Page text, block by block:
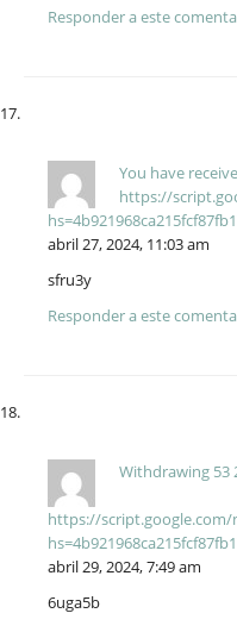
Responder a este
You have
https://
abril 27, 2024, 11:03 am
sfru3y
Responder a este
Withdrawing 53
https://script.google.com/
abril 29, 2024, 7:49 am
6uga5b